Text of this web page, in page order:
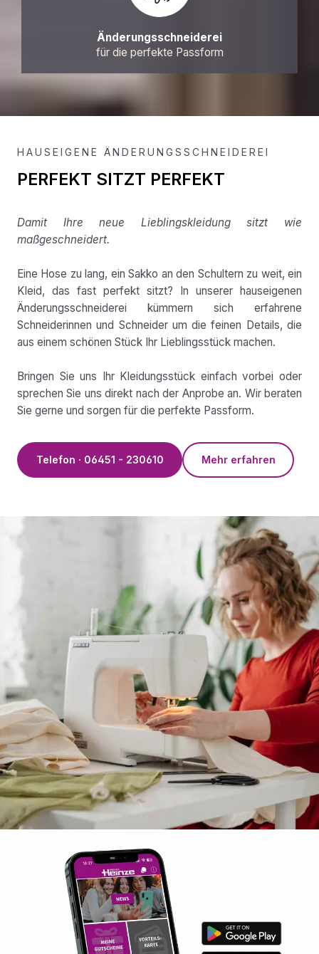
Änderungsschneiderei
für die perfekte Passform
HAUSEIGENE ÄNDERUNGSSCHNEIDEREI
PERFEKT SITZT PERFEKT
Damit Ihre neue Lieblingskleidung sitzt wie
maßgeschneidert.
Eine Hose zu lang, ein Sakko an den Schultern zu weit, ein
Kleid, das fast perfekt sitzt? In unserer hauseigenen
Änderungsschneiderei kümmern sich erfahrene
Schneiderinnen und Schneider um die feinen Details, die
aus einem schönen Stück Ihr Lieblingsstück machen.
Bringen Sie uns Ihr Kleidungsstück einfach vorbei oder
sprechen Sie uns direkt nach der Anprobe an. Wir beraten
Sie gerne und sorgen für die perfekte Passform.
Telefon · 06451 - 230610 Mehr erfahren